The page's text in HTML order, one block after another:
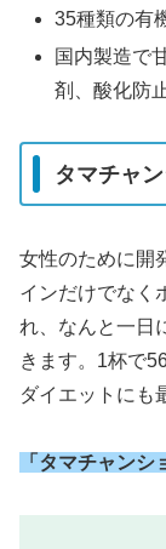
35種類の有
国内製造で
剤、酸化防
タマチャ
女性のために開
インだけでなく
れ、なんと一日
きます。1杯で
ダイエットにも
「タマチャンシ